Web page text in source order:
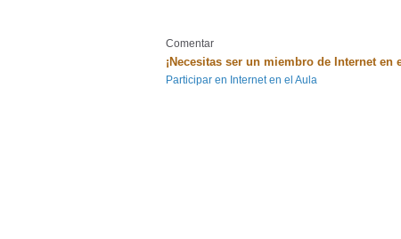
Comentar
¡Necesitas ser un miembro de Internet
Participar en Internet en el Aula